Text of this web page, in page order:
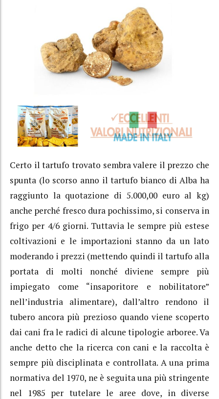
Certo il tartufo trovato sembra valere il prezzo che
spunta (lo scorso anno il tartufo bianco di Alba ha
raggiunto la quotazione di 5.000,00 euro al kg)
anche perché fresco dura pochissimo, si conserva in
frigo per 4/6 giorni. Tuttavia le sempre più estese
coltivazioni e le importazioni stanno da un lato
moderando i prezzi (mettendo quindi il tartufo alla
portata di molti nonché diviene sempre più
impiegato come “insaporitore e nobilitatore”
nell’industria alimentare), dall’altro rendono il
tubero ancora più prezioso quando viene scoperto
dai cani fra le radici di alcune tipologie arboree. Va
anche detto che la ricerca con cani e la raccolta è
sempre più disciplinata e controllata. A una prima
normativa del 1970, ne è seguita una più stringente
nel 1985 per tutelare le aree dove, in diverse